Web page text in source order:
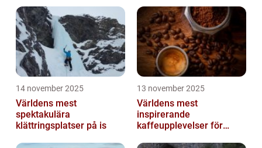
14 november 2025
Världens mest
spektakulära
klättringsplatser på is
13 november 2025
Världens mest
inspirerande
kaffeupplevelser för